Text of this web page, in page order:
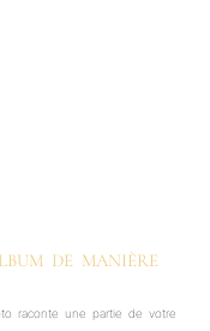
DE MANIÈRE
raconte une partie de votre